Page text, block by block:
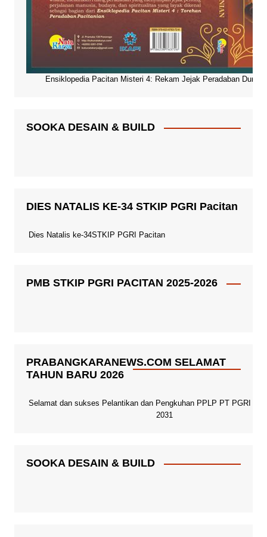
Ensiklopedia Pacitan Misteri 4: Rekam Jejak Peradaban Dunia
SOOKA DESAIN & BUILD
DIES NATALIS KE-34 STKIP PGRI Pacitan
Dies Natalis ke-34STKIP PGRI Pacitan
PMB STKIP PGRI PACITAN 2025-2026
PRABANGKARANEWS.COM SELAMAT
TAHUN BARU 2026
Selamat dan sukses Pelantikan dan Pengkuhan PPLP PT PGRI
2031
SOOKA DESAIN & BUILD